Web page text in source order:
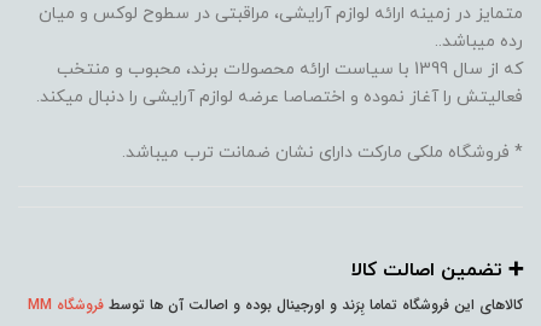
متمایز در زمینه ارائه لوازم آرایشی، مراقبتی در سطوح لوکس و میان
رده میباشد..
که از سال 1399 با سیاست ارائه محصولات برند، محبوب و منتخب
فعالیتش را آغاز نموده و اختصاصا عرضه لوازم آرایشی را دنبال میکند.
* فروشگاه ملکی مارکت دارای نشان ضمانت ترب میباشد.
➕️ تضمین اصالت کالا
کالاهای این فروشگاه تماما بِرَند و اورجینال بوده و اصالت آن ها توسط فروشگاه MM